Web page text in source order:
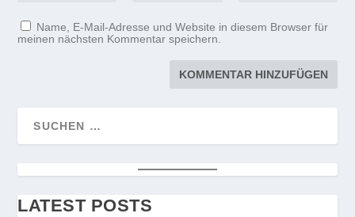
Name, E-Mail-Adresse und Website in diesem Browser für
meinen nächsten Kommentar speichern.
LATEST POSTS